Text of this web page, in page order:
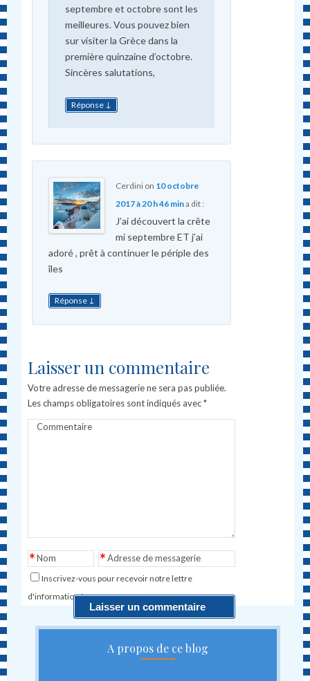
septembre et octobre sont les
meilleures. Vous pouvez bien
sur visiter la Grèce dans la
première quinzaine d’octobre.
Sincères salutations,
Réponse ↓
Cerdinion 10 octobre
2017 à 20 h 46 mina dit :
J’ai découvert la crête
mi septembre ET j’ai
adoré , prêt à continuer le périple des
îles
Réponse ↓
Laisser un commentaire
Votre adresse de messagerie ne sera pas publiée.
Les champs obligatoires sont indiqués avec*
Commentaire
Nom
* Adresse de messagerie
*
Inscrivez-vous pour recevoir notre lettre
d'information !
A propos de ce blog